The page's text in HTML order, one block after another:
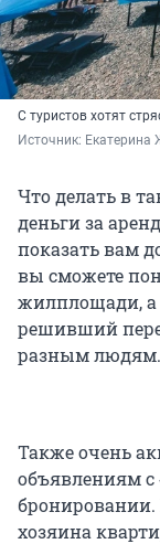
С туристов хотят
Источник: Екатерина
Что делать в
деньги за
показать вам
вы сможете
жилплощади, а
решивший
разным людям.
Также очень
объявлениям с
бронировании.
хозяина